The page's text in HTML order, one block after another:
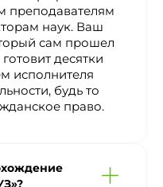
преподавателям
наук. Ваш
сам прошел
десятки
исполнителя
будь то
право.